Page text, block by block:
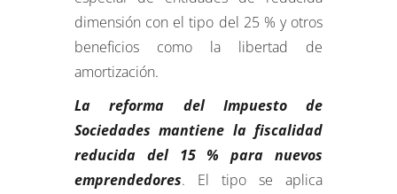
dimensión con el tipo del 25 % y otros
beneficios como la libertad de
amortización.
La reforma del Impuesto de
Sociedades mantiene la fiscalidad
reducida del 15 % para nuevos
emprendedores. El tipo se aplica